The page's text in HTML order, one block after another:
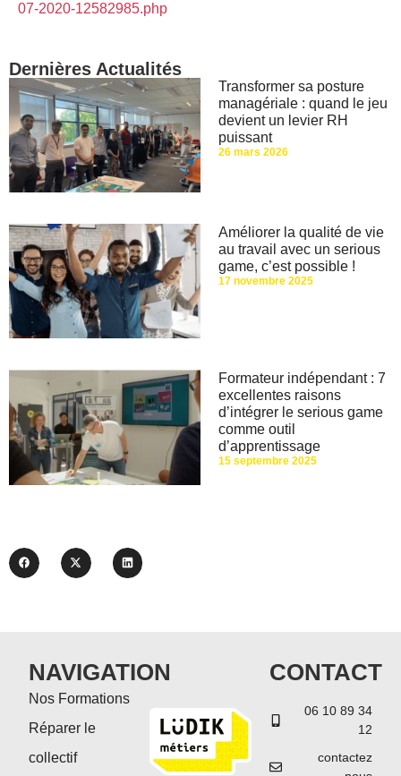
07-2020-12582985.php
Dernières Actualités
Transformer sa posture
managériale : quand le jeu
devient un levier RH
puissant
26 mars 2026
Améliorer la qualité de vie
au travail avec un serious
game, c’est possible !
17 novembre 2025
Formateur indépendant : 7
excellentes raisons
d’intégrer le serious game
comme outil
d’apprentissage
15 septembre 2025
NAVIGATION
Nos Formations
Réparer le
collectif
CONTACT
06 10 89 34
12
contactez